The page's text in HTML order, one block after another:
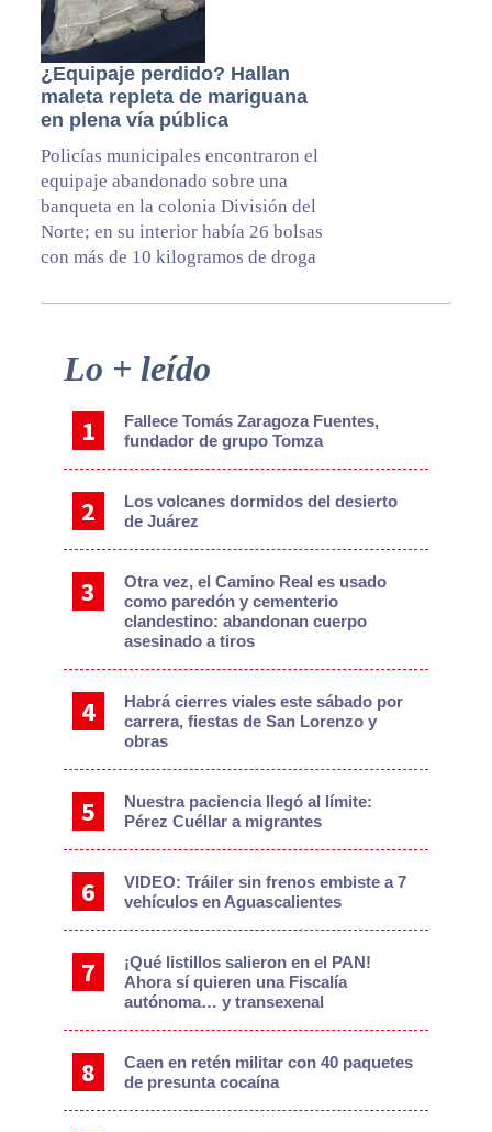
¿Equipaje perdido? Hallan
maleta repleta de mariguana
en plena vía pública
Policías municipales encontraron el
equipaje abandonado sobre una
banqueta en la colonia División del
Norte; en su interior había 26 bolsas
con más de 10 kilogramos de droga
Primary
Lo + leído
Fallece Tomás Zaragoza Fuentes,
fundador de grupo Tomza
Los volcanes dormidos del desierto
de Juárez
Otra vez, el Camino Real es usado
como paredón y cementerio
clandestino: abandonan cuerpo
asesinado a tiros
Habrá cierres viales este sábado por
carrera, fiestas de San Lorenzo y
obras
Nuestra paciencia llegó al límite:
Pérez Cuéllar a migrantes
VIDEO: Tráiler sin frenos embiste a 7
vehículos en Aguascalientes
¡Qué listillos salieron en el PAN!
Ahora sí quieren una Fiscalía
autónoma… y transexenal
Caen en retén militar con 40 paquetes
de presunta cocaína